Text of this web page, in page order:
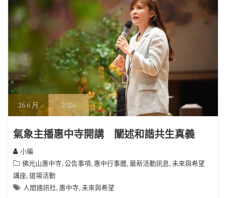
266 月 2026
氣象主播惠中寺開講 闡述和諧共生真義
小編
佛光山惠中寺,公告事項, 惠中行事曆,最新活動訊息,未來與希望
講座,道場活動
人間通訊社, 惠中寺,未來與希望